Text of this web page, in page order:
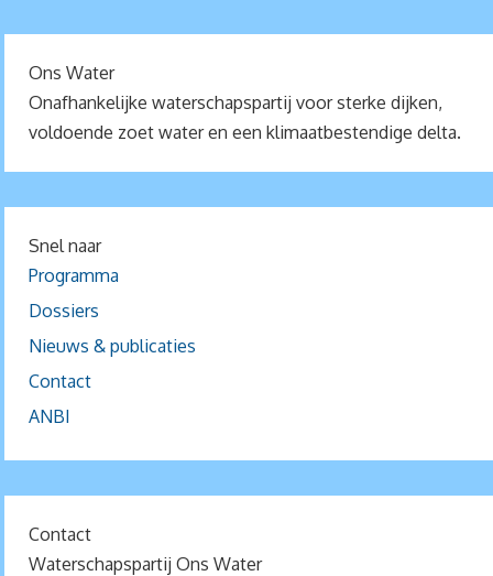
Ons Water
Onafhankelijke waterschapspartij voor sterke dijken,
voldoende zoet water en een klimaatbestendige delta.
Snel naar
Programma
Dossiers
Nieuws & publicaties
Contact
ANBI
Contact
Waterschapspartij Ons Water